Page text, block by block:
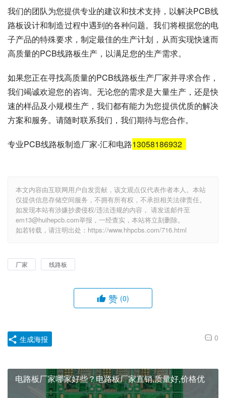
我们的团队为您提供专业的建议和技术支持，以解决PCB线
路板设计和制造过程中遇到的各种问题。我们将根据您的电
子产品的特殊要求，制定最佳的生产计划，从而实现快速而
高质量的PCB线路板生产，以满足您的生产需求。
如果您正在寻找高质量的PCB线路板生产厂家并寻求合作，
我们竭诚欢迎您的咨询。无论您的需求是大量生产，还是快
速的样品及小规模生产，我们都有能力为您提供优质的解决
方案和服务。请随时联系我们，我们期待与您合作。
专业PCB线路板制造厂家-汇和电路13058186932
本文内容由互联网用户自发贡献，该文观点仅代表作者本人。本站
仅提供信息存储空间服务，不拥有所有权，不承担相关法律责任。
如发现本站有涉嫌抄袭侵权/违法违规的内容， 请发送邮件至
em13@huihepcb.com举报，一经查实，本站将立刻删除。
如若转载，请注明出处：https://www.hhpcbs.com/716.html
厂家 线路板
赞 (0)
0
生成海报
电路板厂家哪家好些？电路板厂家直销,质量好,价格优